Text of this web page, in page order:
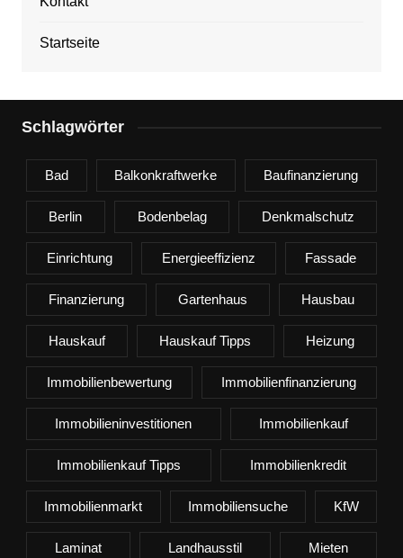
Startseite
Schlagwörter
Bad Balkonkraftwerke Baufinanzierung
Berlin Bodenbelag Denkmalschutz
Einrichtung Energieeffizienz Fassade
Finanzierung Gartenhaus Hausbau
Hauskauf Hauskauf Tipps Heizung
Immobilienbewertung Immobilienfinanzierung
Immobilieninvestitionen Immobilienkauf
Immobilienkauf Tipps Immobilienkredit
Immobilienmarkt Immobiliensuche KfW
Laminat Landhausstil Mieten